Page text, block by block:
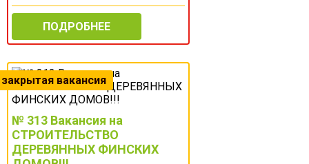
ПОДРОБНЕЕ
№ 313 Вакансия на
СТРОИТЕЛЬСТВО
ДЕРЕВЯННЫХ ФИНСКИХ